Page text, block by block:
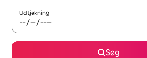
Udtjekning
Søg